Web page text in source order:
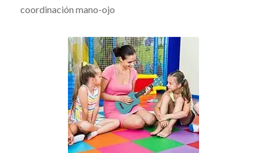
coordinación mano-ojo